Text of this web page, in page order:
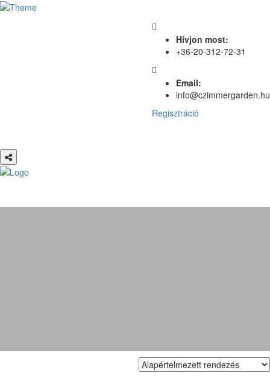
Hívjon most:
+36-20-312-72-31
Email:
info@czimmergarden.hu
Regisztráció